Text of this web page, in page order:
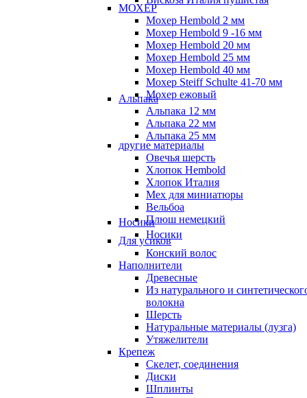
МОХЕР
Мохер Hembold 2 мм
Мохер Hembold 9 -16 мм
Мохер Hembold 20 мм
Мохер Hembold 25 мм
Мохер Hembold 40 мм
Мохер Steiff Schulte 41-70 мм
Мохер ежовый
Альпака
Альпака 12 мм
Альпака 22 мм
Альпака 25 мм
другие материалы
Овечья шерсть
Хлопок Hembold
Хлопок Италия
Мех для миниатюры
Вельбоа
Плюш немецкий
Носики
Носики
Для усиков
Конский волос
Наполнители
Древесные
Из натурального и
волокна
Шерсть
Натуральные материалы (лузга)
Утяжелители
Крепеж
Скелет, соединения
Диски
Шплинты